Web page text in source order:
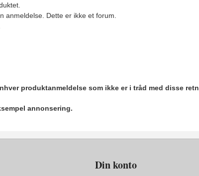
anmeldelse. Dette er ikke et forum.
produktanmeldelse som ikke er i tråd med disse
annonsering.
Din konto